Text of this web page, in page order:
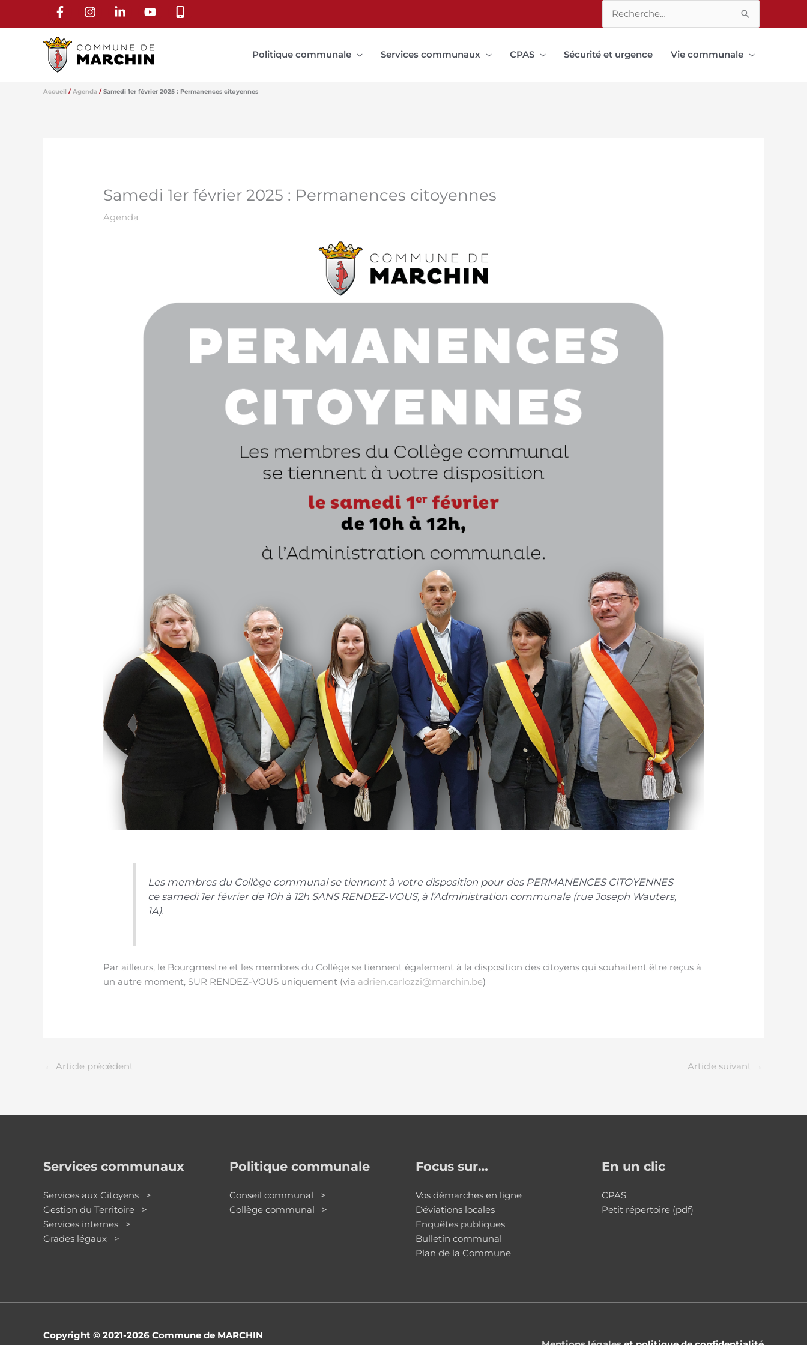
Rechercher :
Politique communale Services communaux CPAS Sécurité et urgence Vie communale
Accueil Agenda Samedi 1er février 2025 : Permanences citoyennes
Samedi 1er février 2025 : Permanences citoyennes
Agenda
Les membres du Collège communal se tiennent à votre disposition pour des PERMANENCES CITOYENNES
ce samedi 1er février de 10h à 12h SANS RENDEZ-VOUS, à l’Administration communale (rue Joseph Wauters,
1A).
Par ailleurs, le Bourgmestre et les membres du Collège se tiennent également à la disposition des citoyens qui souhaitent être reçus à
un autre moment, SUR RENDEZ-VOUS uniquement (via adrien.carlozzi@marchin.be)
← Article précédent Article suivant →
Services communaux
Services aux Citoyens >
Gestion du Territoire >
Services internes >
Grades légaux >
Politique communale
Conseil communal >
Collège communal >
Focus sur…
Vos démarches en ligne
Déviations locales
Enquêtes publiques
Bulletin communal
Plan de la Commune
En un clic
CPAS
Petit répertoire (pdf)
Copyright © 2021-2026 Commune de MARCHIN